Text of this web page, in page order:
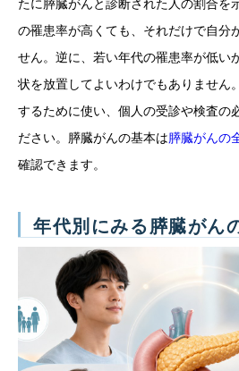
たに膵臓がんと診断された人の割合を
の罹患率が高くても、それだけで自分
せん。逆に、若い年代の罹患率が低い
状を放置してよいわけでもありません
するために使い、個人の受診や検査の
ださい。膵臓がんの基本は膵臓がんの
確認できます。
年代別にみる膵臓がん